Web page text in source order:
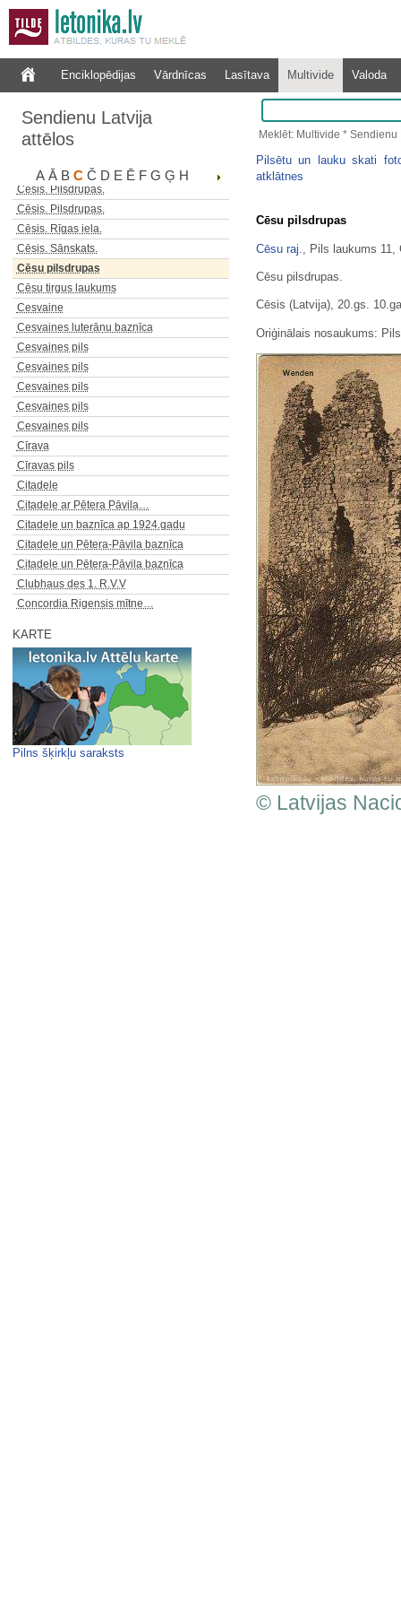
Enciklopēdijas Vārdnīcas Lasītava Multivide Valoda
Sendienu Latvija
attēlos
A Ā B C Č D E Ē F G Ģ H
Cēsis. Kazarma
Cēsis. Latviešu biedrības nams.
Cēsis. Pils
Cēsis. Pils
Cēsis. Pils parks.
Cēsis. Pilsdrupas
Cēsis. Pilsdrupas.
Cēsis. Pilsdrupas.
Cēsis. Pilsdrupas.
Cēsis. Rīgas iela.
Cēsis. Sānskats.
Cēsu pilsdrupas
Cēsu tirgus laukums
Cesvaine
Cesvaines luterāņu baznīca
Cesvaines pils
Cesvaines pils
Cesvaines pils
Cesvaines pils
Cesvaines pils
Cīrava
Cīravas pils
Citadele
Citadele ar Pētera Pāvila…
Citadele un baznīca ap 1924.gadu
Citadele un Pētera-Pāvila baznīca
Citadele un Pētera-Pāvila baznīca
Clubhaus des 1. R.V.V
Concordia Rigensis mītne…
KARTE
Pilns šķirkļu saraksts
Meklēt: Multivide * Sendienu
Pilsētu un lauku skati
atklātnes
Cēsu pilsdrupas
Cēsu raj. , Pils laukums 11,
Cēsu pilsdrupas.
Cēsis (Latvija), 20.gs.
Oriģinālais nosaukums:
© Latvijas